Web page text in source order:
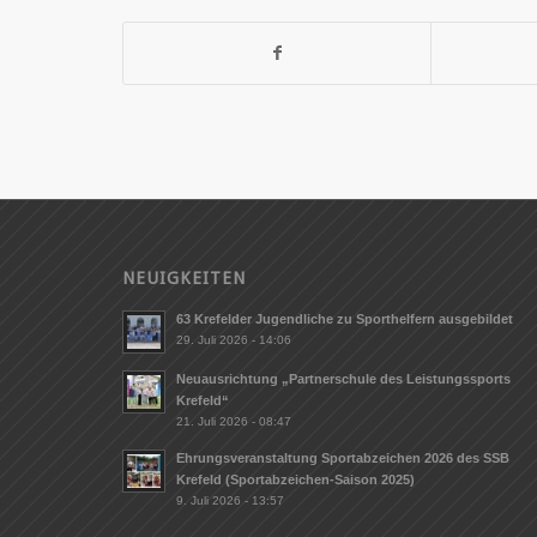
NEUIGKEITEN
63 Krefelder Jugendliche zu Sporthelfern ausgebildet
29. Juli 2026 - 14:06
Neuausrichtung „Partnerschule des Leistungssports
Krefeld“
21. Juli 2026 - 08:47
Ehrungsveranstaltung Sportabzeichen 2026 des SSB
Krefeld (Sportabzeichen-Saison 2025)
9. Juli 2026 - 13:57